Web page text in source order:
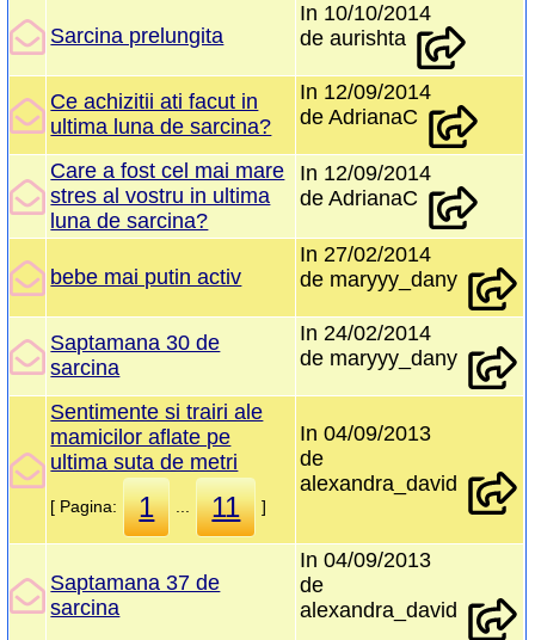
Sarcina prelungita
In 10/10/2014
de aurishta
Ce achizitii ati facut in
ultima luna de sarcina?
In 12/09/2014
de AdrianaC
Care a fost cel mai mare
stres al vostru in ultima
luna de sarcina?
In 12/09/2014
de AdrianaC
bebe mai putin activ
In 27/02/2014
de maryyy_dany
Saptamana 30 de
sarcina
In 24/02/2014
de maryyy_dany
Sentimente si trairi ale
mamicilor aflate pe
ultima suta de metri
[ Pagina: 1 11 ]
In 04/09/2013
de
alexandra_david
Saptamana 37 de
sarcina
In 04/09/2013
de
alexandra_david